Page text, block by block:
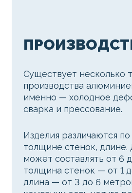
Существует несколько
производства
именно — холодное
сварка и прессование.
Изделия различаются
толщине стенок, длине.
может составлять от 6
толщина стенок — от 1
длина — от 3 до 6